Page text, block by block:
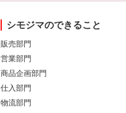
シモジマのできること
販売部門
営業部門
商品企画部門
仕入部門
物流部門